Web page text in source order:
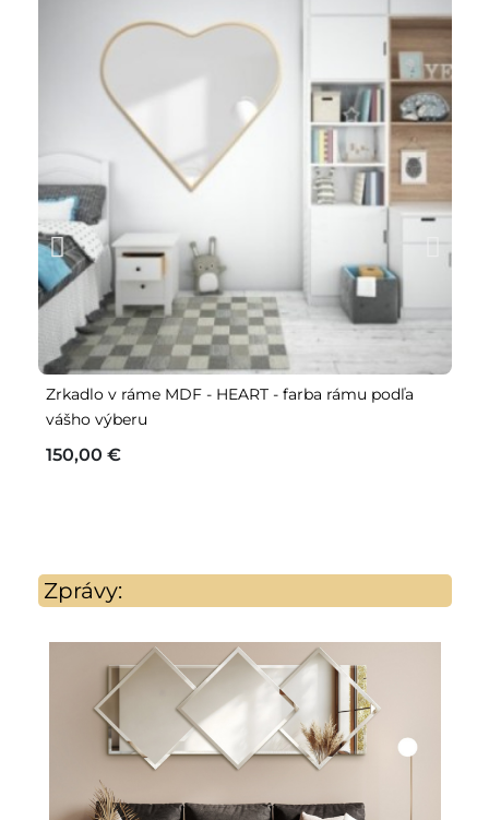
Zrkadlo v ráme MDF - HEART - farba rámu podľa
vášho výberu
150,00 €
Zprávy: